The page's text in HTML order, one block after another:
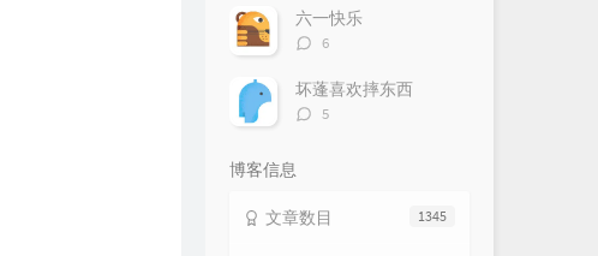
数：
六一快乐
评
数：
6
坏蓬喜欢摔东西
评
5
博客信息
1345
文章数目